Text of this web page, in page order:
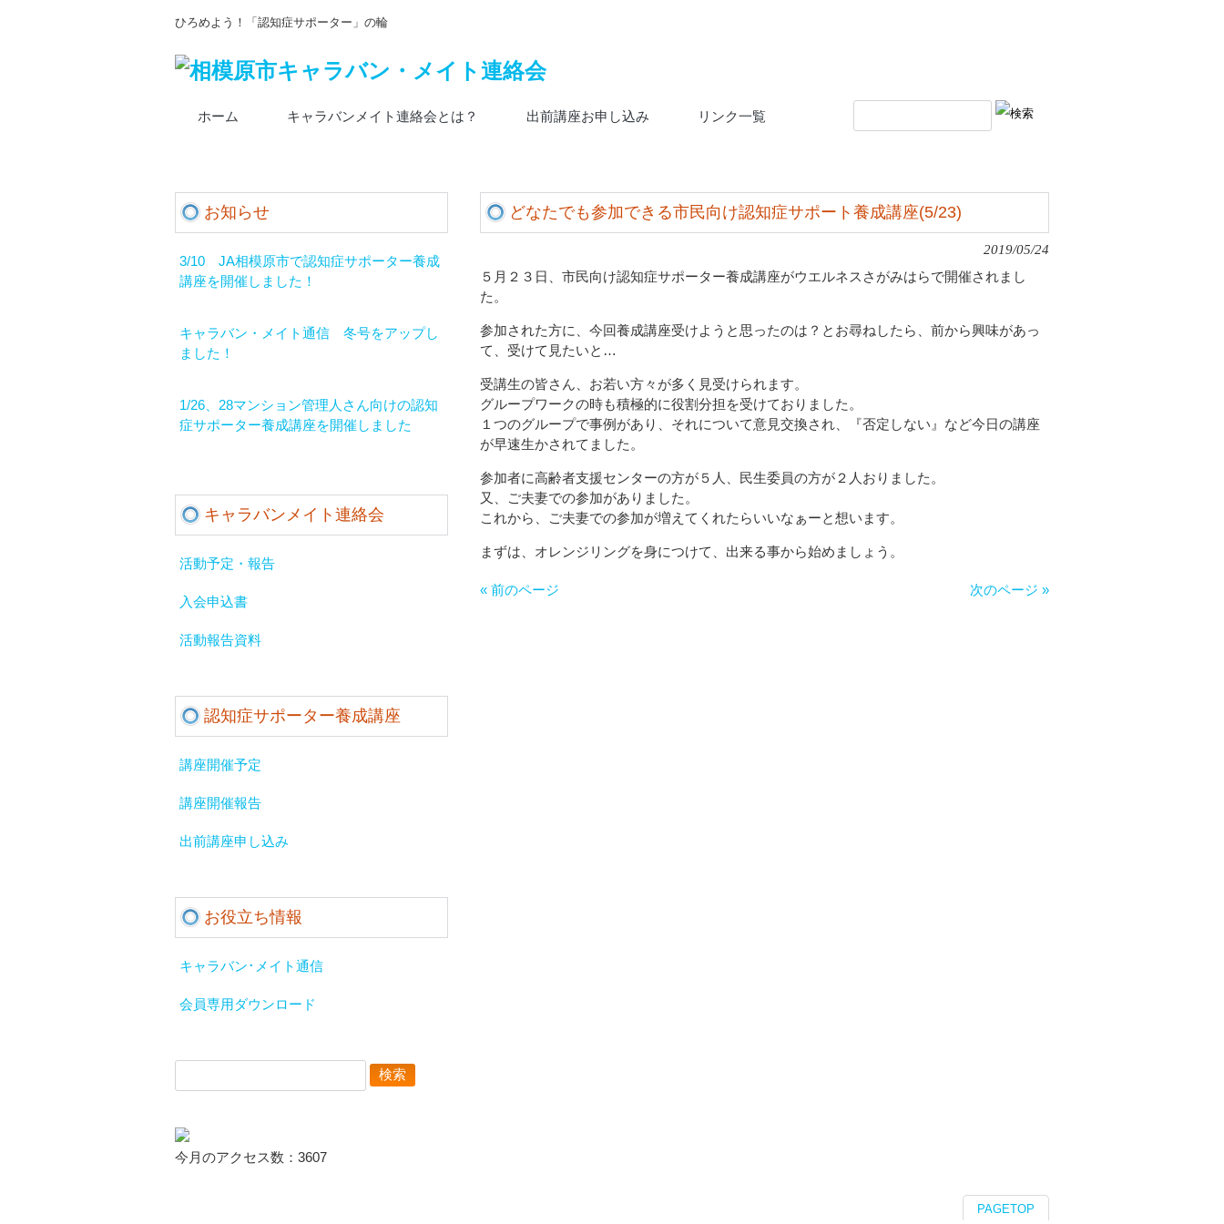
ひろめよう！「認知症サポーター」の輪
ホーム キャラバンメイト連絡会とは？ 出前講座お申し込み リンク一覧
どなたでも参加できる市民向け認知症サポート養成講座(5/23)
2019/05/24
５月２３日、市民向け認知症サポーター養成講座がウエルネスさがみはらで開催されまし
た。
参加された方に、今回養成講座受けようと思ったのは？とお尋ねしたら、前から興味があっ
て、受けて見たいと…
受講生の皆さん、お若い方々が多く見受けられます。
グループワークの時も積極的に役割分担を受けておりました。
１つのグループで事例があり、それについて意見交換され、『否定しない』など今日の講座
が早速生かされてました。
参加者に高齢者支援センターの方が５人、民生委員の方が２人おりました。
又、ご夫妻での参加がありました。
これから、ご夫妻での参加が増えてくれたらいいなぁーと想います。
まずは、オレンジリングを身につけて、出来る事から始めましょう。
« 前のページ 次のページ »
お知らせ
3/10 JA相模原市で認知症サポーター養成
講座を開催しました！
キャラバン・メイト通信 冬号をアップし
ました！
1/26、28マンション管理人さん向けの認知
症サポーター養成講座を開催しました
キャラバンメイト連絡会
活動予定・報告
入会申込書
活動報告資料
認知症サポーター養成講座
講座開催予定
講座開催報告
出前講座申し込み
お役立ち情報
キャラバン･メイト通信
会員専用ダウンロード
索:
今月のアクセス数：3607
PAGETOP